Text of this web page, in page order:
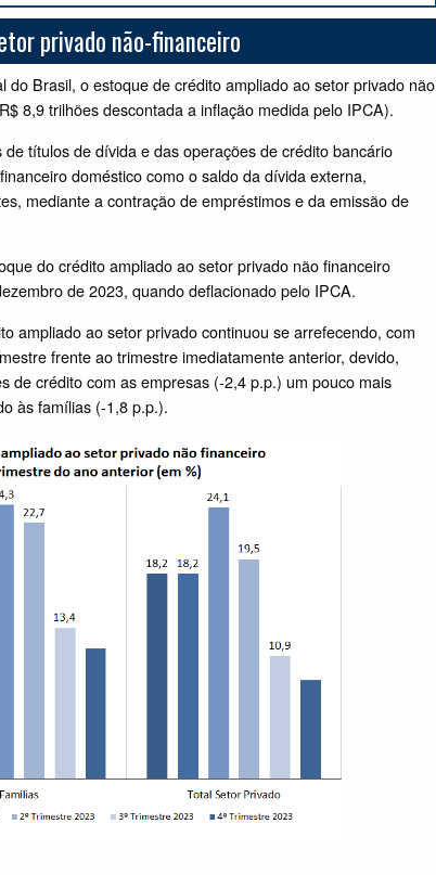
privado não-financeiro
Brasil, o estoque de crédito ampliado ao setor privado não
8,9 trilhões descontada a inflação medida pelo IPCA).
títulos de dívida e das operações de crédito bancário
doméstico como o saldo da dívida externa,
mediante a contração de empréstimos e da emissão de
do crédito ampliado ao setor privado não financeiro
de 2023, quando deflacionado pelo IPCA.
ampliado ao setor privado continuou se arrefecendo, com
frente ao trimestre imediatamente anterior, devido,
de crédito com as empresas (-2,4 p.p.) um pouco mais
às famílias (-1,8 p.p.).